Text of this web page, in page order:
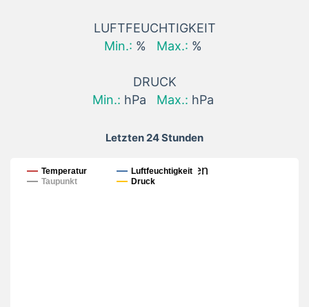
LUFTFEUCHTIGKEIT
Min.: % Max.: %
DRUCK
Min.: hPa Max.: hPa
Letzten 24 Stunden
Letzten 24 Stunden
Temperatur
Luftfeuchtigkeit
Taupunkt
Druck